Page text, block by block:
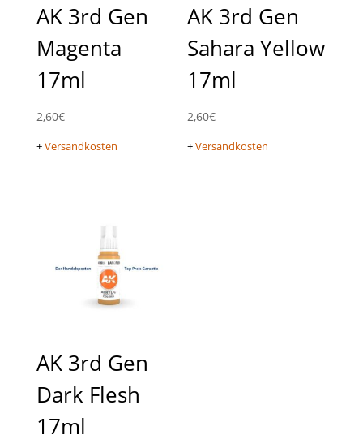
AK 3rd Gen
Magenta
17ml
2,60€
+Versandkosten
AK 3rd Gen
Sahara Yellow
17ml
2,60€
+Versandkosten
AK 3rd Gen
Dark Flesh
17ml